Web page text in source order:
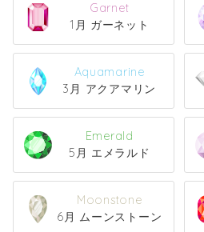
Garnet
1月 ガーネット
Aquamarine
3月 アクアマリン
Emerald
5月 エメラルド
Moonstone
6月 ムーンストーン